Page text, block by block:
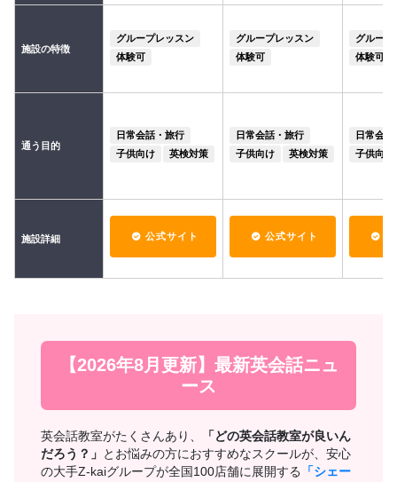
施設の特徴
グループレッスン
体験可
グループレッスン
体験可
グループ
体験可
通う目的
日常会話・旅行
子供向け
英検対策
日常会話・旅行
子供向け
英検対策
日常会
子供向け
施設詳細 公式サイト 公式サイト
【2026年8月更新】最新英会話ニュ
ース
英会話教室がたくさんあり、
「どの英会話教室が良いん
だろう？」 とお悩みの方におすすめなスクールが、安心
の大手Z-kaiグループが全国100店舗に展開する
「シェー